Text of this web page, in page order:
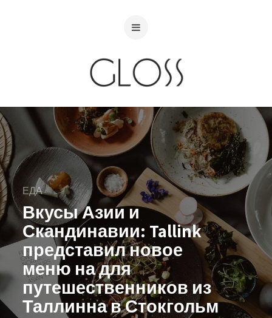
ЕДА
Вкусы Азии и
Скандинавии: Tallink
представил новое
меню на для
путешественников из
Таллинна в Стокгольм